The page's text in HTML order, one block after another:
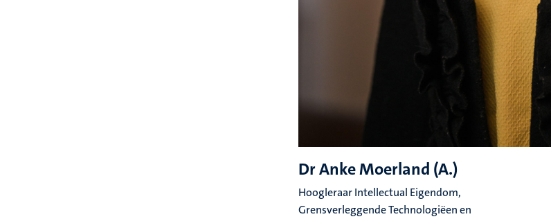
Dr Anke Moerland (A.)
Hoogleraar Intellectual Eigendom,
Grensverleggende Technologiëen en